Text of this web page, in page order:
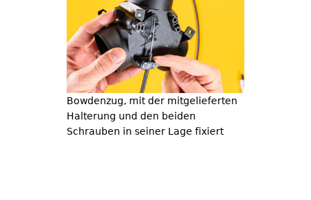
Bowdenzug, mit der mitgelieferten
Halterung und den beiden
Schrauben in seiner Lage fixiert